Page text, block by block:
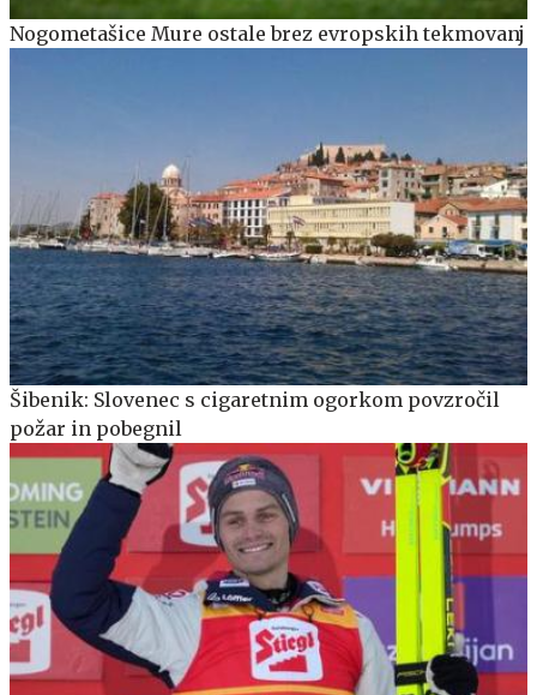
Nogometašice Mure ostale brez evropskih tekmovanj
Šibenik: Slovenec s cigaretnim ogorkom povzročil
požar in pobegnil